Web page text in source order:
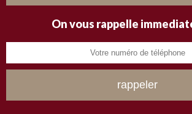
On vous rappelle